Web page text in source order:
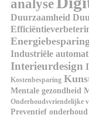
analyse
Duurzaamheid
Industriële
Interieurdesign
Kostenbesparing
Mentale gezondheid
Onderhoudsvriendelijke
Preventief onderhoud